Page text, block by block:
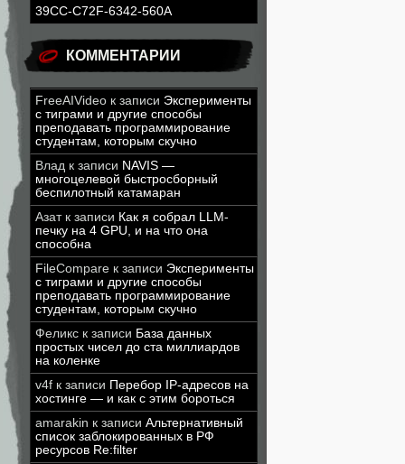
39CC-C72F-6342-560A
КОММЕНТАРИИ
FreeAIVideo к записи Эксперименты
с тиграми и другие способы
преподавать программирование
студентам, которым скучно
Влад к записи NAVIS —
многоцелевой быстросборный
беспилотный катамаран
Азатк записи Как я собрал LLM-
печку на 4 GPU, и на что она
способна
FileCompare к записи Эксперименты
с тиграми и другие способы
преподавать программирование
студентам, которым скучно
Феликс к записи База данных
простых чисел до ста миллиардов
на коленке
v4f к записи Перебор IP-адресов на
хостинге — и как с этим бороться
amarakin к записи Альтернативный
список заблокированных в РФ
ресурсов Re:filter